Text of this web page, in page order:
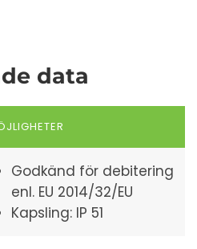
data
Godkänd för debitering
enl. EU 2014/32/EU
Kapsling: IP 51